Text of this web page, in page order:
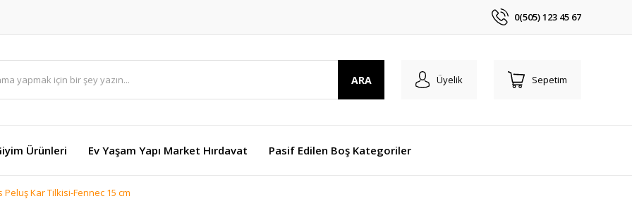
0(505) 123 45 67
ARA Üyelik Sepetim
Ürünleri Ev Yaşam Yapı Market Hırdavat Pasif Edilen Boş Kategoriler
Peluş Kar Tilkisi-Fennec 15 cm